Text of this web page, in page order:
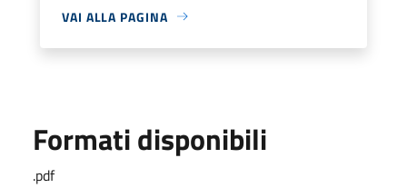
VAI ALLA PAGINA
Formati disponibili
.pdf